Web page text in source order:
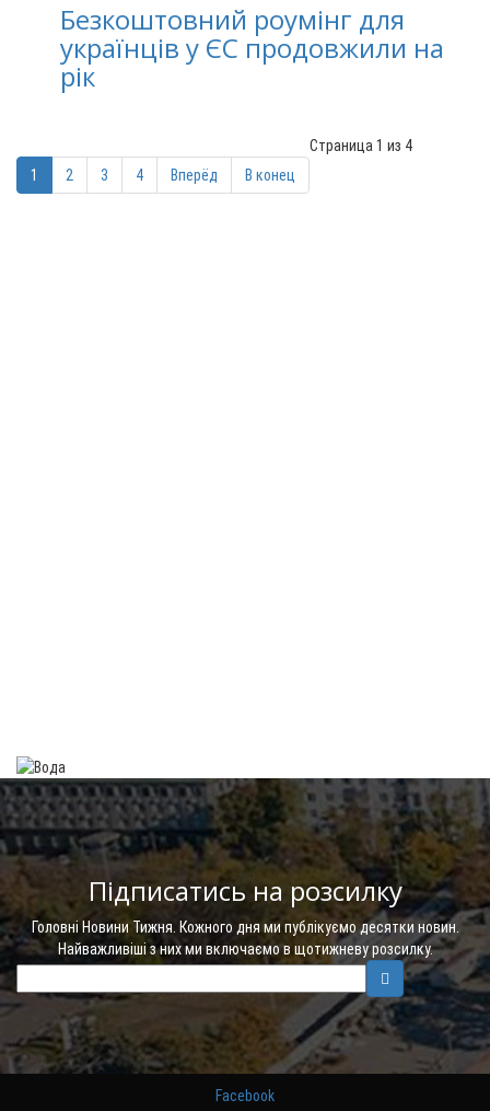
Безкоштовний роумінг для
українців у ЄС продовжили на
рік
Страница 1 из 4
1
2 3 4 Вперёд В конец
Підписатись на розсилку
Головні Новини Тижня. Кожного дня ми публікуємо десятки новин.
Найважливіші з них ми включаємо в щотижневу розсилку.
Facebook